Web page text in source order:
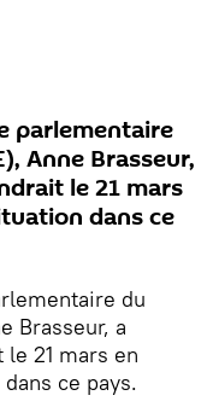
parlementaire
Anne Brasseur,
le 21 mars
dans ce
du
Brasseur, a
21 mars en
ce pays.